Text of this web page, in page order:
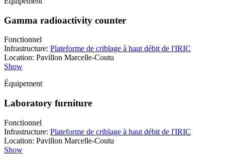
Gamma radioactivity counter
Fonctionnel
Infrastructure: Plateforme de criblage à haut débit de l'IRIC
Location: Pavillon Marcelle-Coutu
Show
Équipement
Laboratory furniture
Fonctionnel
Infrastructure: Plateforme de criblage à haut débit de l'IRIC
Location: Pavillon Marcelle-Coutu
Show